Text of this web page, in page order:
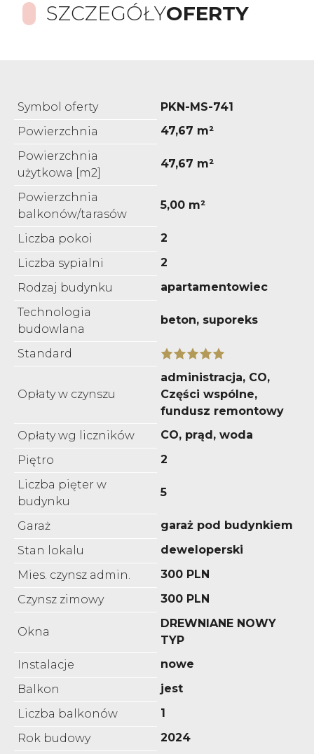
SZCZEGÓŁYOFERTY
Symbol oferty
PKN-MS-741
Powierzchnia
47,67 m²
Powierzchnia
użytkowa [m2]
47,67 m²
Powierzchnia
balkonów/tarasów
5,00 m²
Liczba pokoi
2
Liczba sypialni
2
Rodzaj budynku
apartamentowiec
Technologia
budowlana
beton, suporeks
Standard
Opłaty w czynszu
administracja, CO,
Części wspólne,
fundusz remontowy
Opłaty wg liczników
CO, prąd, woda
Piętro
2
Liczba pięter w
budynku
5
Garaż
garaż pod budynkiem
Stan lokalu
deweloperski
Mies. czynsz admin.
300 PLN
Czynsz zimowy
300 PLN
Okna
DREWNIANE NOWY
TYP
Instalacje
nowe
Balkon
jest
Liczba balkonów
1
Rok budowy
2024